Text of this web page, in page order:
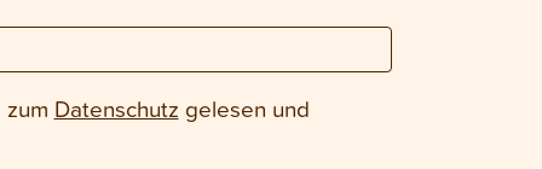
Datenschutz gelesen und